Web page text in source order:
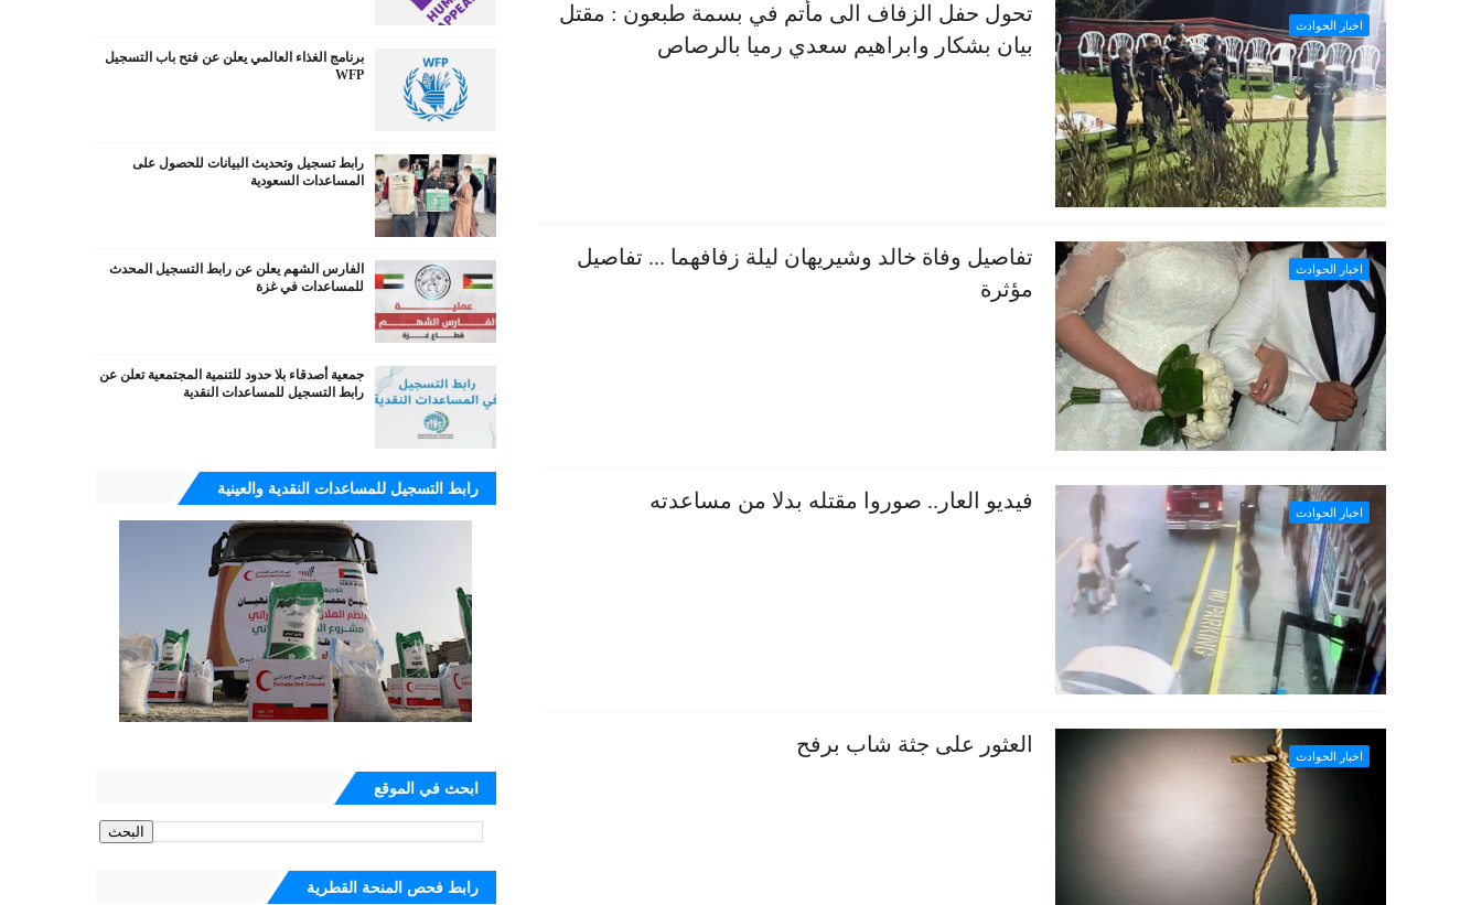
اخبار الحوادث
تحول حفل الزفاف الى مأتم في بسمة طبعون : مقتل
بيان بشكار وابراهيم سعدي رميا بالرصاص
اخبار الحوادث
تفاصيل وفاة خالد وشيريهان ليلة زفافهما ... تفاصيل
مؤثرة
اخبار الحوادث فيديو العار.. صوروا مقتله بدلا من مساعدته
اخبار الحوادث العثور على جثة شاب برفح
برنامج الغذاء العالمي يعلن عن فتح باب التسجيل
WFP
رابط تسجيل وتحديث البيانات للحصول على
المساعدات السعودية
الفارس الشهم يعلن عن رابط التسجيل المحدث
للمساعدات في غزة
جمعية أصدقاء بلا حدود للتنمية المجتمعية تعلن عن
رابط التسجيل للمساعدات النقدية
رابط التسجيل للمساعدات النقدية والعينية
ابحث في الموقع
رابط فحص المنحة القطرية